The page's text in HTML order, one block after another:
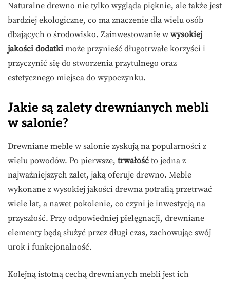
Naturalne drewno nie tylko wygląda pięknie, ale także jest
bardziej ekologiczne, co ma znaczenie dla wielu osób
dbających o środowisko. Zainwestowanie w wysokiej
jakości dodatki może przynieść długotrwałe korzyści i
przyczynić się do stworzenia przytulnego oraz
estetycznego miejsca do wypoczynku.
Jakie są zalety drewnianych mebli
w salonie?
Drewniane meble w salonie zyskują na popularności z
wielu powodów. Po pierwsze, trwałość to jedna z
najważniejszych zalet, jaką oferuje drewno. Meble
wykonane z wysokiej jakości drewna potrafią przetrwać
wiele lat, a nawet pokolenie, co czyni je inwestycją na
przyszłość. Przy odpowiedniej pielęgnacji, drewniane
elementy będą służyć przez długi czas, zachowując swój
urok i funkcjonalność.
Kolejną istotną cechą drewnianych mebli jest ich